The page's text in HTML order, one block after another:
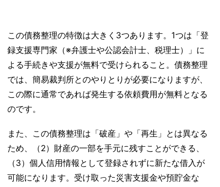
この債務整理の特徴は大きく3つあります。1つは「登
録支援専門家（※弁護士や公認会計士、税理士）」に
よる手続きや支援が無料で受けられること。債務整理
では、簡易裁判所とのやりとりが必要になりますが、
この際に通常であれば発生する依頼費用が無料となる
のです。
また、この債務整理は「破産」や「再生」とは異なる
ため、（2）財産の一部を手元に残すことができる、
（3）個人信用情報として登録されずに新たな借入が
可能になります。受け取った災害支援金や預貯金な